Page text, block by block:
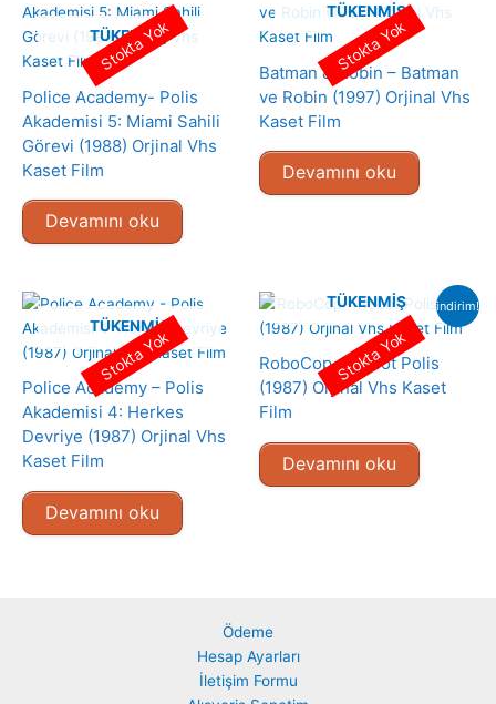
TÜKENMIŞ
Police Academy- Polis
Akademisi 5: Miami Sahili
Görevi (1988) Orjinal Vhs
Kaset Film
Devamını oku
Stokta Yok
TÜKENMIŞ
Batman & Robin – Batman
ve Robin (1997) Orjinal Vhs
Kaset Film
Devamını oku
Stokta Yok
TÜKENMIŞ
Police Academy – Polis
Akademisi 4: Herkes
Devriye (1987) Orjinal Vhs
Kaset Film
Devamını oku
Stokta Yok
indirim!
TÜKENMIŞ
RoboCop – Robot Polis
(1987) Orjinal Vhs Kaset
Film
Devamını oku
Stokta Yok
Ödeme
Hesap Ayarları
İletişim Formu